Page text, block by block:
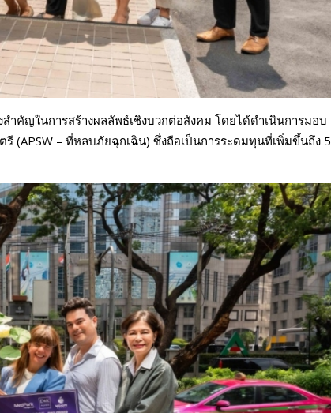
สำคัญในการสร้างผลลัพธ์เชิงบวกต่อสังคม โดยได้ดำเนินการมอบ
(APSW – ที่หลบภัยฉุกเฉิน) ซึ่งถือเป็นการระดมทุนที่เพิ่มขึ้นถึง 5